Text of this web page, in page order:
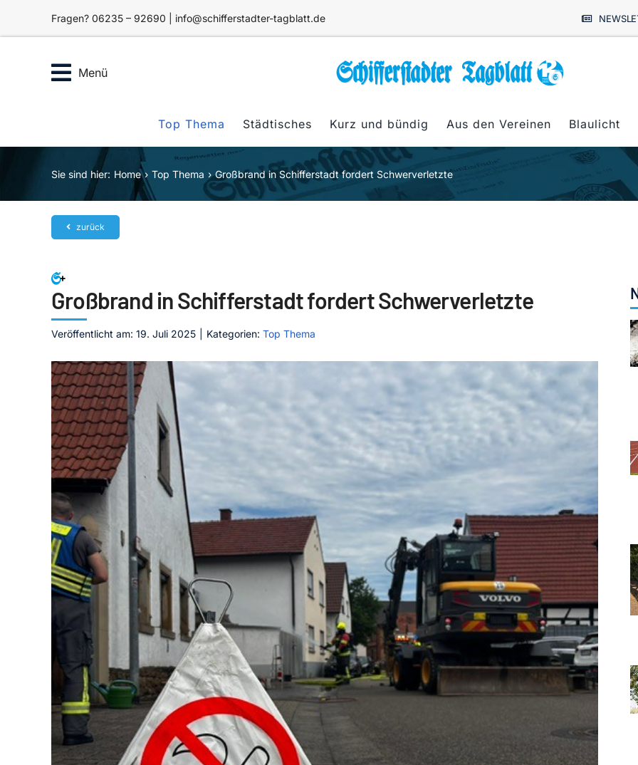
Fragen? 06235 – 92690 | info@schifferstadter-tagblatt.de
Menü
Top Thema Städtisches Kurz und bündig Aus den Vereinen Blaulicht
Sie sind hier: Home Top Thema Großbrand in Schifferstadt fordert Schwerverletzte
zurück
Großbrand in Schifferstadt fordert Schwerverletzte
Veröffentlicht am: 19. Juli 2025 Kategorien: Top Thema